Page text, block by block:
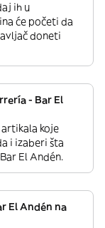
ih u
će početi da
doneti
- Bar El
koje
i izaberi šta
El Andén.
El Andén na